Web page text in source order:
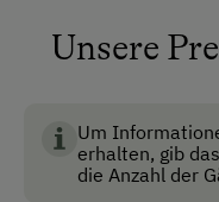
Bus
Taxi
Unsere
Um
erhalten, gib
die Anzahl der